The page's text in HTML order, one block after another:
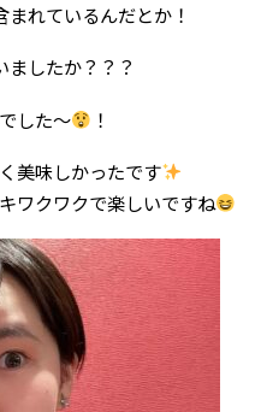
まれているんだとか！
ましたか？？？
した〜
！
美味しかったです
ワクワクで楽しいですね